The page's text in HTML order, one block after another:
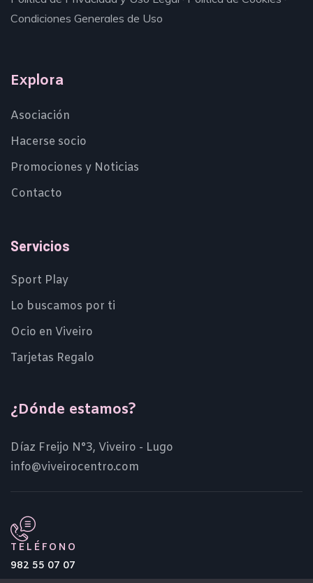
Condiciones Generales de Uso
Explora
Asociación
Hacerse socio
Promociones y Noticias
Contacto
Servicios
Sport Play
Lo buscamos por ti
Ocio en Viveiro
Tarjetas Regalo
¿Dónde estamos?
Díaz Freijo N°3, Viveiro - Lugo
info@viveirocentro.com
TELÉFONO
982 55 07 07